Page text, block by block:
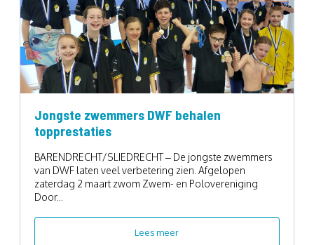
Jongste zwemmers DWF behalen
topprestaties
BARENDRECHT/SLIEDRECHT – De jongste zwemmers
van DWF laten veel verbetering zien. Afgelopen
zaterdag 2 maart zwom Zwem- en Polovereniging
Door...
Lees meer